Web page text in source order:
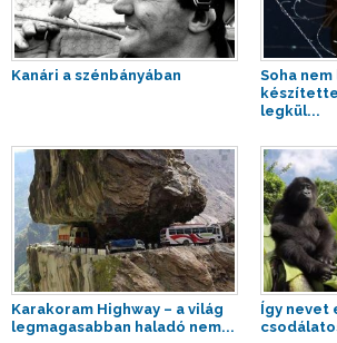
Kanári a szénbányában
Soha
legkül...
Karakoram Highway – a világ
legmagasabban haladó nem...
Így nevet